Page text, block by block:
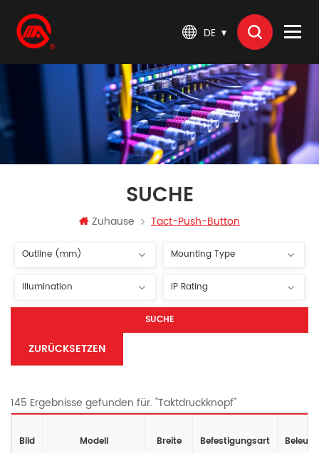
DE
SUCHE
Zuhause Tact-Push-Button
SUCHE
ZURÜCKSETZEN
145 Ergebnisse gefunden für. "Taktdruckknopf"
Bild Modell Breite Befestigungsart